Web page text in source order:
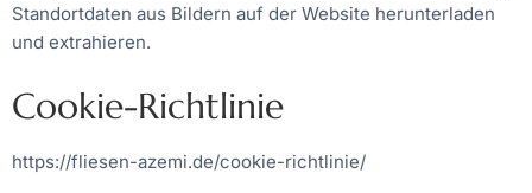
Standortdaten aus Bildern auf der Website herunterladen
und extrahieren.
Cookie-Richtlinie
https://fliesen-azemi.de/cookie-richtlinie/